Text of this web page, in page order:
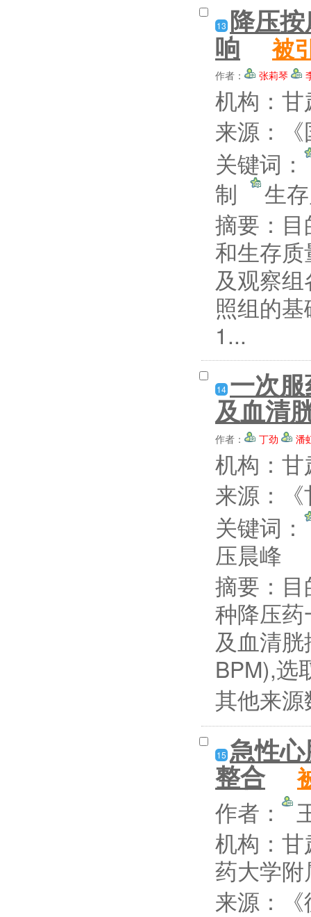
13 降压
响 被
作者： 张莉琴
机构：
来源：
关键词：
制
生
摘要：
和生存
及观察
照组的
1...
14 一次
及血清
作者： 丁劲 潘
机构：
来源：
关键词：
压晨峰
摘要：
种降压
及血清
BPM),选
其他来
15 急性
整合
作者：
机构：
药大学
来源：